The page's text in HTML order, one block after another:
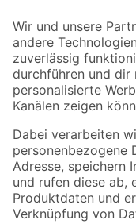
Der toom Newsletter: Keine
Zur Newsletter
Folge uns
Zahlungsarten